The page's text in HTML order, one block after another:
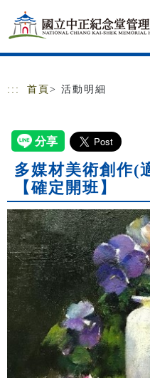
跳到主要內容
網站導覽
::: 首頁 > 活動明細
多媒材美術創作(
【確定開班】